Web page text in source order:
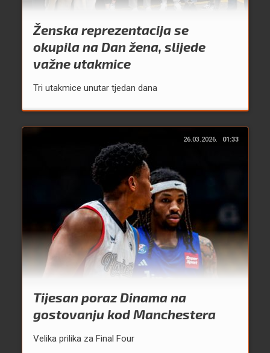
Ženska reprezentacija se
okupila na Dan žena, slijede
važne utakmice
Tri utakmice unutar tjedan dana
26.03.2026. 01:33
Tijesan poraz Dinama na
gostovanju kod Manchestera
Velika prilika za Final Four